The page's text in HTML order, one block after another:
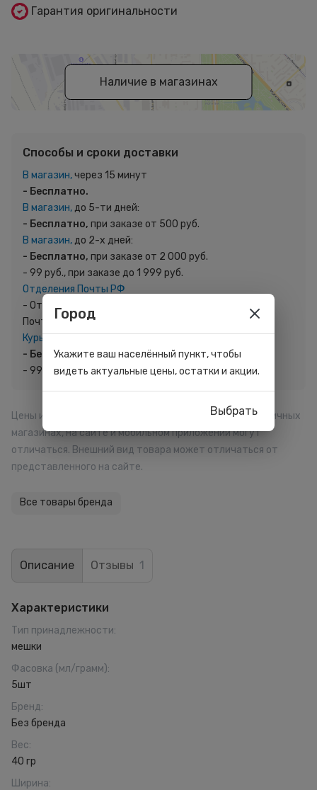
Гарантия оригинальности
Наличие в магазинах
Способы и сроки доставки
В магазин,через 15 минут
- Бесплатно.
В магазин,до 5-ти дней:
- Бесплатно, при заказе от 500 руб.
В магазин,до 2-х дней:
- Бесплатно, при заказе от 2 000 руб.
- 99 руб., при заказе до 1 999 руб.
Отделения Почты РФ
- От 129 руб. Стоимость и сроки регламентированы
Почтой России
Курьером,до 2-х дней:
- Бесплатно,при заказе от 2 000 руб.
- 99 руб., при заказе до 1 999 руб.
Цены и размер начисляемых баллов в отдельных розничных
магазинах, на сайте и мобильном приложении могут
отличаться. Внешний вид товара может отличаться от
представленного на сайте.
Все товары бренда
Описание Отзывы 1
Характеристики
Тип принадлежности:
мешки
Фасовка (мл/грамм):
5шт
Бренд:
Без бренда
Вес:
40 гр
Ширина:
Город
Укажите ваш населённый пункт, чтобы
видеть актуальные цены, остатки и акции.
Выбрать